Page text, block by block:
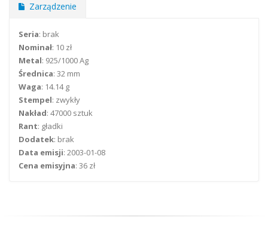
Zarządzenie
Seria: brak
Nominał: 10 zł
Metal: 925/1000 Ag
Średnica: 32 mm
Waga: 14.14 g
Stempel: zwykły
Nakład: 47000 sztuk
Rant: gładki
Dodatek: brak
Data emisji: 2003-01-08
Cena emisyjna: 36 zł